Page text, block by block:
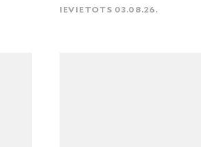
IEVIETOTS 03.08.26.